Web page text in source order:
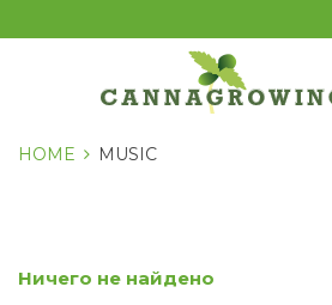
к
HOME MUSIC
Ничего не найдено